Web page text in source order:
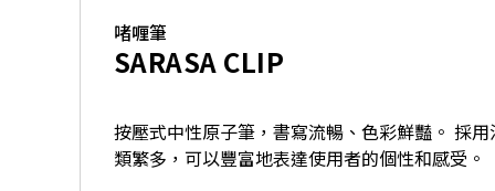
啫喱筆
SARASA CLIP
按壓式中性原子筆，書寫流暢、色彩鮮豔。 採
類繁多，可以豐富地表達使用者的個性和感受。